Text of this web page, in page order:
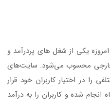
امروزه یکی از شغل های پردرآمد و
خارجی محسوب می‌شود. سایت‌های
را در اختیار کاربران خود قرار
انجام شده و کاربران را به درآمد